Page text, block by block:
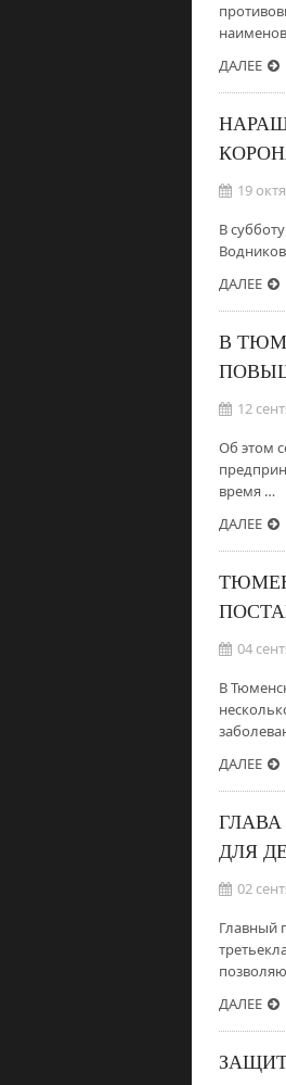
ДАЛЕЕ
19
В
ДАЛЕЕ
В
12
Об этом
время …
ДАЛЕЕ
04
В
ДАЛЕЕ
ДЛЯ
02
Главный
ДАЛЕЕ